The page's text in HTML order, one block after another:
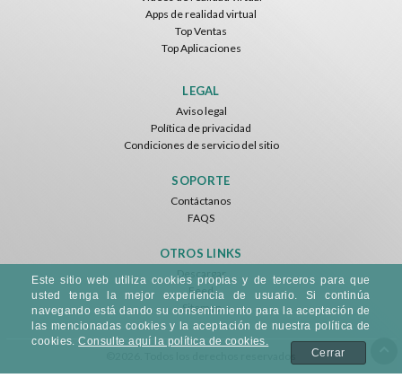
Nvía
Gratis
Jumping Levels
Nvía
Gratis
Apps de realidad virtual
Top Ventas
Top Aplicaciones
LEGAL
Aviso legal
Política de privacidad
Condiciones de servicio del sitio
SOPORTE
Contáctanos
FAQS
OTROS LINKS
Descargar
Feed
Sitemap
Este sitio web utiliza cookies propias y de terceros para que
usted tenga la mejor experiencia de usuario. Si continúa
navegando está dando su consentimiento para la aceptación de
las mencionadas cookies y la aceptación de nuestra política de
cookies.Consulte aquí la política de cookies.
Cerrar